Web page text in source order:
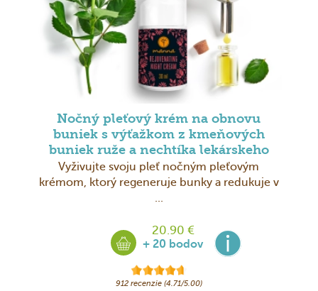
Nočný pleťový krém na obnovu
buniek s výťažkom z kmeňových
buniek ruže a nechtíka lekárskeho
Vyživujte svoju pleť nočným pleťovým
krémom, ktorý regeneruje bunky a redukuje v
...
20.90 €
+ 20 bodov
912 recenzie (4.71/5.00)